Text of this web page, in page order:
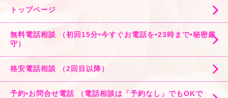
トップページ
無料電話相談 （初回15分•今すぐお電話を•23時まで•秘密厳
守）
格安電話相談 （2回目以降）
予約•お問合せ電話 （電話相談は「予約なし」でもOKで